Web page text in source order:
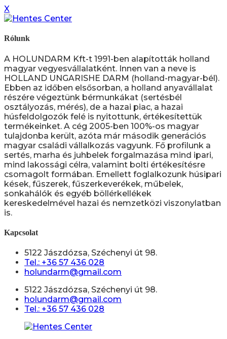
X
Rólunk
A HOLUNDARM Kft-t 1991-ben alapították holland
magyar vegyesvállalatként. Innen van a neve is
HOLLAND UNGARISHE DARM (holland-magyar-bél).
Ebben az időben elsősorban, a holland anyavállalat
részére végeztünk bérmunkákat (sertésbél
osztályozás, mérés), de a hazai piac, a hazai
húsfeldolgozók felé is nyitottunk, értékesítettük
termékeinket. A cég 2005-ben 100%-os magyar
tulajdonba került, azóta már második generációs
magyar családi vállalkozás vagyunk. Fő profilunk a
sertés, marha és juhbelek forgalmazása mind ipari,
mind lakossági célra, valamint bolti értékesítésre
csomagolt formában. Emellett foglalkozunk húsipari
kések, fűszerek, fűszerkeverékek, műbelek,
sonkahálók és egyéb böllérkellékek
kereskedelmével hazai és nemzetközi viszonylatban
is.
Kapcsolat
5122 Jászdózsa, Széchenyi út 98.
Tel.: +36 57 436 028
holundarm@gmail.com
5122 Jászdózsa, Széchenyi út 98.
holundarm@gmail.com
Tel.: +36 57 436 028